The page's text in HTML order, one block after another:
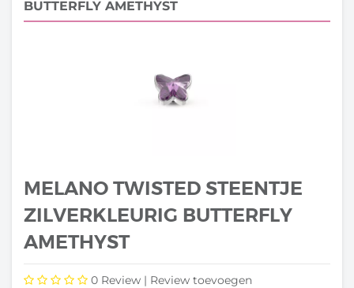
BUTTERFLY AMETHYST
MELANO TWISTED STEENTJE
ZILVERKLEURIG BUTTERFLY
AMETHYST
0 Review | Review toevoegen